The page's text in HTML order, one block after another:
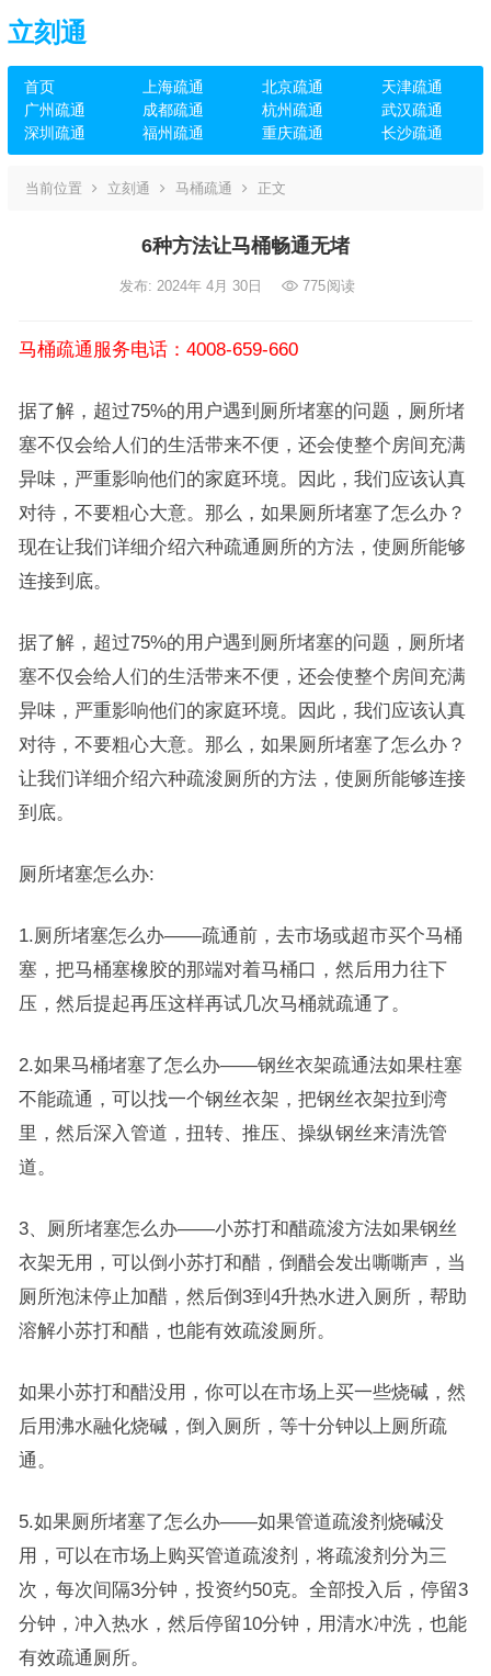
立刻通
首页 上海疏通 北京疏通
天津疏通
广州疏通
成都疏通 杭州疏通
武汉疏通
深圳疏通
福州疏通 重庆疏通 长沙疏通
当前位置 立刻通 马桶疏通 正文
6种方法让马桶畅通无堵
发布: 2024年 4月 30日 775阅读
马桶疏通服务电话：4008-659-660
据了解，超过75%的用户遇到厕所堵塞的问题，厕所堵
塞不仅会给人们的生活带来不便，还会使整个房间充满
异味，严重影响他们的家庭环境。因此，我们应该认真
对待，不要粗心大意。那么，如果厕所堵塞了怎么办？
现在让我们详细介绍六种疏通厕所的方法，使厕所能够
连接到底。
据了解，超过75%的用户遇到厕所堵塞的问题，厕所堵
塞不仅会给人们的生活带来不便，还会使整个房间充满
异味，严重影响他们的家庭环境。因此，我们应该认真
对待，不要粗心大意。那么，如果厕所堵塞了怎么办？
让我们详细介绍六种疏浚厕所的方法，使厕所能够连接
到底。
厕所堵塞怎么办:
1.厕所堵塞怎么办——疏通前，去市场或超市买个马桶
塞，把马桶塞橡胶的那端对着马桶口，然后用力往下
压，然后提起再压这样再试几次马桶就疏通了。
2.如果马桶堵塞了怎么办——钢丝衣架疏通法如果柱塞
不能疏通，可以找一个钢丝衣架，把钢丝衣架拉到湾
里，然后深入管道，扭转、推压、操纵钢丝来清洗管
道。
3、厕所堵塞怎么办——小苏打和醋疏浚方法如果钢丝
衣架无用，可以倒小苏打和醋，倒醋会发出嘶嘶声，当
厕所泡沫停止加醋，然后倒3到4升热水进入厕所，帮助
溶解小苏打和醋，也能有效疏浚厕所。
如果小苏打和醋没用，你可以在市场上买一些烧碱，然
后用沸水融化烧碱，倒入厕所，等十分钟以上厕所疏
通。
5.如果厕所堵塞了怎么办——如果管道疏浚剂烧碱没
用，可以在市场上购买管道疏浚剂，将疏浚剂分为三
次，每次间隔3分钟，投资约50克。全部投入后，停留3
分钟，冲入热水，然后停留10分钟，用清水冲洗，也能
有效疏通厕所。